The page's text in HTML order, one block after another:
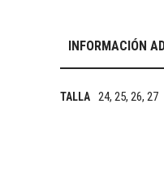
INFORMACIÓN
TALLA 24, 25, 26, 27